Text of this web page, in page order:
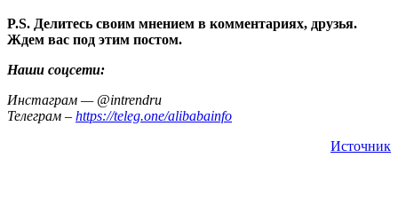
P.S. Делитесь своим мнением в комментариях, друзья.
Ждем вас под этим постом.
Наши соцсети:
Инстаграм — @intrendru
Телеграм – https://teleg.one/alibabainfo
Источник